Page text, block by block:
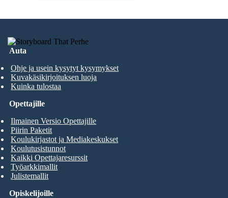
Auta
Ohje ja usein kysytyt kysymykset
Kuvakäsikirjoituksen luoja
Kuinka tulostaa
Opiskelijoille
Opettajille
Ilmainen Versio Opettajille
Piirin Paketit
Koulukirjastot ja Mediakeskukset
Koulutusistunnot
Kaikki Opettajaresurssit
Työarkkimallit
Julistemallit